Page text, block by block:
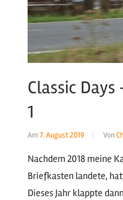
Classic
1
Am 7. August 2019 Von
Nachdem 2018 meine
Briefkasten landete,
Dieses Jahr klappte